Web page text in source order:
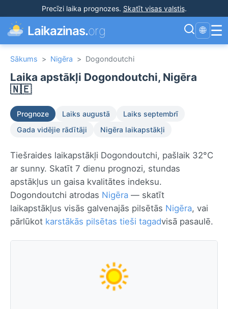
Precīzi laika prognozes. Skatīt visas valstis.
Laikazinas.org 🌐 ☰
Sākums > Nigēra > Dogondoutchi
Laika apstākļi Dogondoutchi, Nigēra
🇳🇪
Prognoze Laiks augustā
Laiks septembrī
Gada vidējie rādītāji
Nigēra laikapstākļi
Tiešraides laikapstākļi Dogondoutchi, pašlaik 32°C
ar sunny. Skatīt 7 dienu prognozi, stundas
apstākļus un gaisa kvalitātes indeksu.
Dogondoutchi atrodas Nigēra — skatīt
laikapstākļus visās galvenajās pilsētās Nigēra, vai
pārlūkot karstākās pilsētas tieši tagadvisā pasaulē.